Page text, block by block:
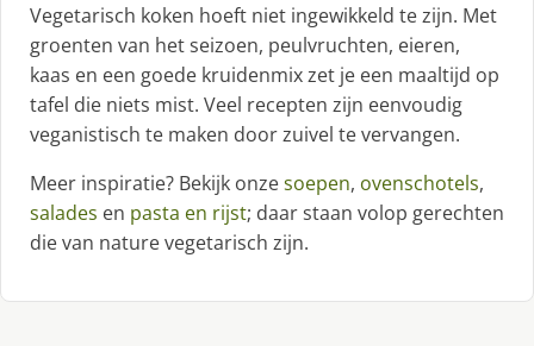
Vegetarisch koken hoeft niet ingewikkeld te zijn. Met
groenten van het seizoen, peulvruchten, eieren,
kaas en een goede kruidenmix zet je een maaltijd op
tafel die niets mist. Veel recepten zijn eenvoudig
veganistisch te maken door zuivel te vervangen.
Meer inspiratie? Bekijk onzesoepen, ovenschotels,
salades en pasta en rijst; daar staan volop gerechten
die van nature vegetarisch zijn.